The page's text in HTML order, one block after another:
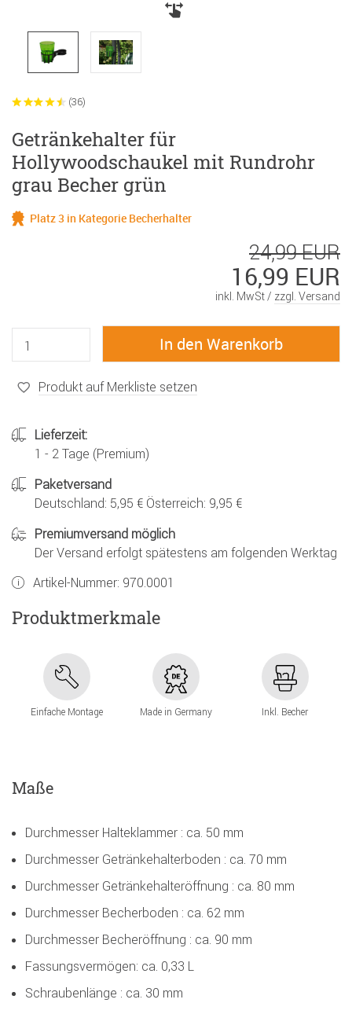
(36)
Getränkehalter für
Hollywoodschaukel mit Rundrohr
grau Becher grün
Platz 3 in Kategorie Becherhalter
24,99 EUR
16,99 EUR
inkl. MwSt / zzgl. Versand
Produkt auf Merkliste setzen
Lieferzeit:
1 - 2 Tage (Premium)
Paketversand
Deutschland: 5,95 € Österreich: 9,95 €
Premiumversand möglich
Der Versand erfolgt spätestens am folgenden Werktag
Artikel-Nummer: 970.0001
Produktmerkmale
Einfache Montage Made in Germany Inkl. Becher
Maße
Durchmesser Halteklammer : ca. 50 mm
Durchmesser Getränkehalterboden : ca. 70 mm
Durchmesser Getränkehalteröffnung : ca. 80 mm
Durchmesser Becherboden : ca. 62 mm
Durchmesser Becheröffnung : ca. 90 mm
Fassungsvermögen: ca. 0,33 L
Schraubenlänge : ca. 30 mm